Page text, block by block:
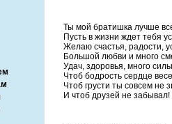
Ты мой братишка лучше
Пусть в жизни ждет тебя
Желаю счастья, радости,
Большой любви и много
Удач, здоровья, много
Чтоб бодрость сердце
Чтоб грусти ты совсем не
И чтоб друзей не забывал!